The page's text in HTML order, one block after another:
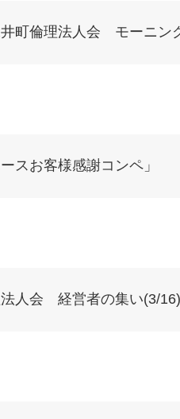
町倫理法人会 モーニン
スお客様感謝コンペ」
人会 経営者の集い(3/